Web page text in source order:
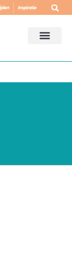
Inspiratie